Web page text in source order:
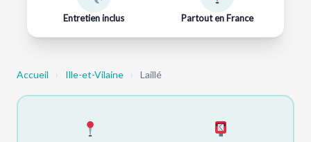
Entretien inclus Partout en France
Accueil › Ille-et-Vilaine › Laillé